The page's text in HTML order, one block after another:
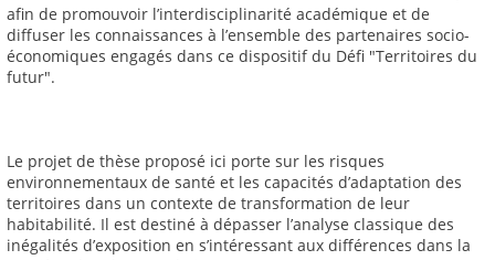
afin de promouvoir l’interdisciplinarité académique et de
diffuser les connaissances à l’ensemble des partenaires socio-
économiques engagés dans ce dispositif du Défi "Territoires du
futur".
Le projet de thèse proposé ici porte sur les risques
environnementaux de santé et les capacités d’adaptation des
territoires dans un contexte de transformation de leur
habitabilité. Il est destiné à dépasser l’analyse classique des
inégalités d’exposition en s’intéressant aux différences dans la